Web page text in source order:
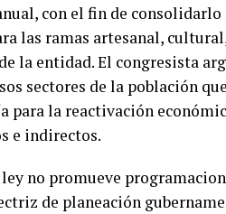
con el fin de consolidarlo
las ramas artesanal,
la entidad. El congresista
sectores de la población que
para la reactivación
e indirectos.
no promueve
de planeación